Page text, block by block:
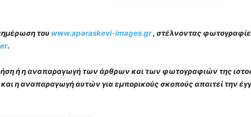
του www.aparaskevi-images.gr, στέλνοντας
.
ή η αναπαραγωγή των άρθρων και των φωτογραφιών της
η αναπαραγωγή αυτών για εμπορικούς σκοπούς απαιτεί την